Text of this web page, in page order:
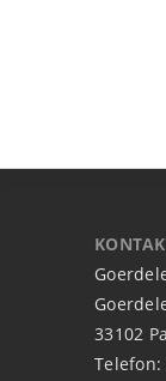
33102
Telefon: